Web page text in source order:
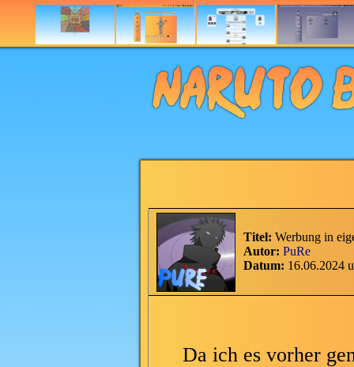
Titel: Werbung in
Autor: PuRe
Datum: 16.06.2024
Da ich es vorher